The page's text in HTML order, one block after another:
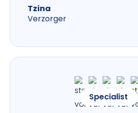
Tzina
Verzorger
Specialist